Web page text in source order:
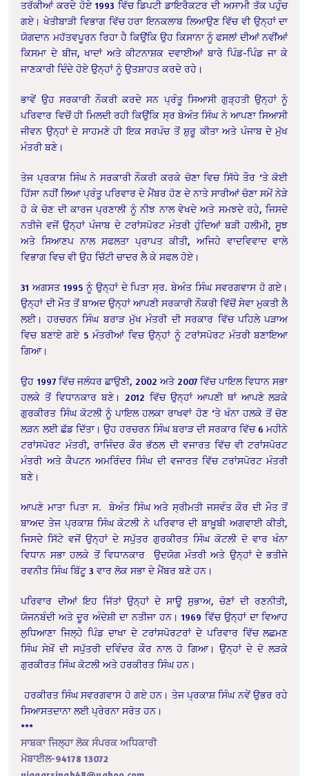
ਤਰੱਕੀਆਂ ਕਰਦੇ ਹੋਏ 1993 ਵਿੱਚ ਡਿਪਟੀ ਡਾਇਰੈਕਟਰ ਦੀ ਅਸਾਮੀ ਤੱਕ ਪਹੁੰਚ
ਗਏ। ਖੇਤੀਬਾੜੀ ਵਿਭਾਗ ਵਿੱਚ ਹਰਾ ਇਨਕਲਾਬ ਲਿਆਉਣ ਵਿੱਚ ਵੀ ਉਨ੍ਹਾਂ ਦਾ
ਯੋਗਦਾਨ ਮਹੱਤਵਪੂਰਨ ਰਿਹਾ ਹੈ ਕਿਉਂਕਿ ਉਹ ਕਿਸਾਨਾ ਨੂੰ ਫਸਲਾਂ ਦੀਆਂ ਨਵੀਂਆਂ
ਕਿਸਮਾ ਦੇ ਬੀਜ, ਖਾਦਾਂ ਅਤੇ ਕੀਟਨਾਸ਼ਕ ਦਵਾਈਆਂ ਬਾਰੇ ਪਿੰਡ-ਪਿੰਡ ਜਾ ਕੇ
ਜਾਣਕਾਰੀ ਦਿੰਦੇ ਹੋਏ ਉਨ੍ਹਾਂ ਨੂੰ ਉਤਸ਼ਾਹਤ ਕਰਦੇ ਰਹੇ।
ਭਾਵੇਂ ਉਹ ਸਰਕਾਰੀ ਨੌਕਰੀ ਕਰਦੇ ਸਨ ਪ੍ਰੰਤੂ ਸਿਆਸੀ ਗੁੜ੍ਹਤੀ ਉਨ੍ਹਾਂ ਨੂੰ
ਪਰਿਵਾਰ ਵਿਚੋਂ ਹੀ ਮਿਲਦੀ ਰਹੀ ਕਿਉਂਕਿ ਸ੍ਰ ਬੇਅੰਤ ਸਿੰਘ ਨੇ ਆਪਣਾ ਸਿਆਸੀ
ਜੀਵਨ ਉਨ੍ਹਾਂ ਦੇ ਸਾਹਮਣੇ ਹੀ ਇਕ ਸਰਪੰਚ ਤੋਂ ਸ਼ੁਰੂ ਕੀਤਾ ਅਤੇ ਪੰਜਾਬ ਦੇ ਮੁੱਖ
ਮੰਤਰੀ ਬਣੇ।
ਤੇਜ ਪ੍ਰਕਾਸ਼ ਸਿੰਘ ਨੇ ਸਰਕਾਰੀ ਨੌਕਰੀ ਕਰਕੇ ਚੋਣਾ ਵਿਚ ਸਿੱਧੇ ਤੌਰ ‘ਤੇ ਕੋਈ
ਹਿੱਸਾ ਨਹੀਂ ਲਿਆ ਪ੍ਰੰਤੂ ਪਰਿਵਾਰ ਦੇ ਮੈਂਬਰ ਹੋਣ ਦੇ ਨਾਤੇ ਸਾਰੀਆਂ ਚੋਣਾ ਸਮੇਂ ਨੇੜੇ
ਹੋ ਕੇ ਚੋਣ ਦੀ ਕਾਰਜ ਪ੍ਰਣਾਲੀ ਨੂੰ ਨੀਝ ਨਾਲ ਵੇਖਦੇ ਅਤੇ ਸਮਝਦੇ ਰਹੇ, ਜਿਸਦੇ
ਨਤੀਜੇ ਵਜੋਂ ਉਨ੍ਹਾਂ ਪੰਜਾਬ ਦੇ ਟਰਾਂਸਪੋਰਟ ਮੰਤਰੀ ਹੁੰਦਿਆਂ ਬੜੀ ਹਲੀਮੀ, ਸੂਝ
ਅਤੇ ਸਿਆਣਪ ਨਾਲ ਸਫਲਤਾ ਪ੍ਰਾਪਤ ਕੀਤੀ, ਅਜਿਹੇ ਵਾਦਵਿਵਾਦ ਵਾਲੇ
ਵਿਭਾਗ ਵਿਚ ਵੀ ਉਹ ਚਿੱਟੀ ਚਾਦਰ ਲੈ ਕੇ ਸਫਲ ਹੋਏ।
31 ਅਗਸਤ 1995 ਨੂੰ ਉਨ੍ਹਾਂ ਦੇ ਪਿਤਾ ਸ੍ਰ. ਬੇਅੰਤ ਸਿੰਘ ਸਵਰਗਵਾਸ ਹੋ ਗਏ।
ਉਨ੍ਹਾਂ ਦੀ ਮੌਤ ਤੋਂ ਬਾਅਦ ਉਨ੍ਹਾਂ ਆਪਣੀ ਸਰਕਾਰੀ ਨੌਕਰੀ ਵਿੱਚੋਂ ਸੇਵਾ ਮੁਕਤੀ ਲੈ
ਲਈ। ਹਰਚਰਨ ਸਿੰਘ ਬਰਾੜ ਮੁੱਖ ਮੰਤਰੀ ਦੀ ਸਰਕਾਰ ਵਿੱਚ ਪਹਿਲੇ ਪੜਾਅ
ਵਿਚ ਬਣਾਏ ਗਏ 5 ਮੰਤਰੀਆਂ ਵਿਚ ਉਨ੍ਹਾਂ ਨੂੰ ਟਰਾਂਸਪੋਰਟ ਮੰਤਰੀ ਬਣਾਇਆ
ਗਿਆ।
ਉਹ 1997 ਵਿੱਚ ਜਲੰਧਰ ਛਾਉਣੀ, 2002 ਅਤੇ 2007 ਵਿੱਚ ਪਾਇਲ ਵਿਧਾਨ ਸਭਾ
ਹਲਕੇ ਤੋਂ ਵਿਧਾਨਕਾਰ ਬਣੇ। 2012 ਵਿੱਚ ਉਨ੍ਹਾਂ ਆਪਣੀ ਥਾਂ ਆਪਣੇ ਲੜਕੇ
ਗੁਰਕੀਰਤ ਸਿੰਘ ਕੋਟਲੀ ਨੂੰ ਪਾਇਲ ਹਲਕਾ ਰਾਖਵਾਂ ਹੋਣ ‘ਤੇ ਖੰਨਾ ਹਲਕੇ ਤੋਂ ਚੋਣ
ਲੜਨ ਲਈ ਛੱਡ ਦਿੱਤਾ। ਉਹ ਹਰਚਰਨ ਸਿੰਘ ਬਰਾੜ ਦੀ ਸਰਕਾਰ ਵਿੱਚ 6 ਮਹੀਨੇ
ਟਰਾਂਸਪੋਰਟ ਮੰਤਰੀ, ਰਾਜਿੰਦਰ ਕੌਰ ਭੱਠਲ ਦੀ ਵਜਾਰਤ ਵਿੱਚ ਵੀ ਟਰਾਂਸਪੋਰਟ
ਮੰਤਰੀ ਅਤੇ ਕੈਪਟਨ ਅਮਰਿੰਦਰ ਸਿੰਘ ਦੀ ਵਜਾਰਤ ਵਿੱਚ ਟਰਾਂਸਪੋਰਟ ਮੰਤਰੀ
ਬਣੇ।
ਆਪਣੇ ਮਾਤਾ ਪਿਤਾ ਸ. ਬੇਅੰਤ ਸਿੰਘ ਅਤੇ ਸ੍ਰੀਮਤੀ ਜਸਵੰਤ ਕੌਰ ਦੀ ਮੌਤ ਤੋਂ
ਬਾਅਦ ਤੇਜ ਪ੍ਰਕਾਸ਼ ਸਿੰਘ ਕੋਟਲੀ ਨੇ ਪਰਿਵਾਰ ਦੀ ਬਾਖ਼ੂਬੀ ਅਗਵਾਈ ਕੀਤੀ,
ਜਿਸਦੇ ਸਿੱਟੇ ਵਜੋਂ ਉਨ੍ਹਾਂ ਦੇ ਸਪੁੱਤਰ ਗੁਰਕੀਰਤ ਸਿੰਘ ਕੋਟਲੀ ਦੋ ਵਾਰ ਖੰਨਾ
ਵਿਧਾਨ ਸਭਾ ਹਲਕੇ ਤੋਂ ਵਿਧਾਨਕਾਰ ਉਦਯੋਗ ਮੰਤਰੀ ਅਤੇ ਉਨ੍ਹਾਂ ਦੇ ਭਤੀਜੇ
ਰਵਨੀਤ ਸਿੰਘ ਬਿੱਟੂ 3 ਵਾਰ ਲੋਕ ਸਭਾ ਦੇ ਮੈਂਬਰ ਬਣੇ ਹਨ।
ਪਰਿਵਾਰ ਦੀਆਂ ਇਹ ਜਿੱਤਾਂ ਉਨ੍ਹਾਂ ਦੇ ਸਾਊ ਸੁਭਾਅ, ਚੋਣਾਂ ਦੀ ਰਣਨੀਤੀ,
ਯੋਜਨਬੰਦੀ ਅਤੇ ਦੂਰ ਅੰਦੇਸ਼ੀ ਦਾ ਨਤੀਜਾ ਹਨ। 1969 ਵਿੱਚ ਉਨ੍ਹਾਂ ਦਾ ਵਿਆਹ
ਲੁਧਿਆਣਾ ਜਿਲ੍ਹੇ ਪਿੰਡ ਦਾਖਾ ਦੇ ਟਰਾਂਸਪੋਰਟਰਾਂ ਦੇ ਪਰਿਵਾਰ ਵਿੱਚ ਲਛਮਣ
ਸਿੰਘ ਸੇਖ਼ੋਂ ਦੀ ਸਪੁੱਤਰੀ ਦਵਿੰਦਰ ਕੌਰ ਨਾਲ ਹੋ ਗਿਆ। ਉਨ੍ਹਾਂ ਦੇ ਦੋ ਲੜਕੇ
ਗੁਰਕੀਰਤ ਸਿੰਘ ਕੋਟਲੀ ਅਤੇ ਹਰਕੀਰਤ ਸਿੰਘ ਹਨ।
ਹਰਕੀਰਤ ਸਿੰਘ ਸਵਰਗਵਾਸ ਹੋ ਗਏ ਹਨ। ਤੇਜ ਪ੍ਰਕਾਸ਼ ਸਿੰਘ ਨਵੇਂ ਉਭਰ ਰਹੇ
ਸਿਆਸਤਦਾਨਾ ਲਈ ਪ੍ਰੇਰਨਾ ਸਰੋਤ ਹਨ।
***
ਸਾਬਕਾ ਜਿਲ੍ਹਾ ਲੋਕ ਸੰਪਰਕ ਅਧਿਕਾਰੀ
ਮੋਬਾਈਲ-94178 13072